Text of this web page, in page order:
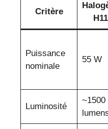
Critère
H11
Puissance
nominale
55 W
Luminosité
~1500